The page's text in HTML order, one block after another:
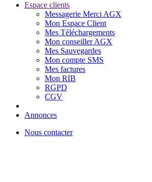
Espace clients
Messagerie Merci AGX
Mon Espace Client
Mes Téléchargements
Mon conseiller AGX
Mes Sauvegardes
Mon compte SMS
Mes factures
Mon RIB
RGPD
CGV
Annonces
Nous contacter